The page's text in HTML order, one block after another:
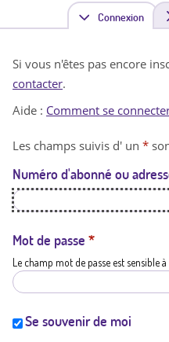
Connexion(
n
t
a
t
i
Si vous n'êtes pas encore
contacter.
Aide : Comment se
Les champs suivis d' un *
Numéro d'abonné ou
Mot de passe *
Le champ mot de passe est sensible
Se souvenir de moi